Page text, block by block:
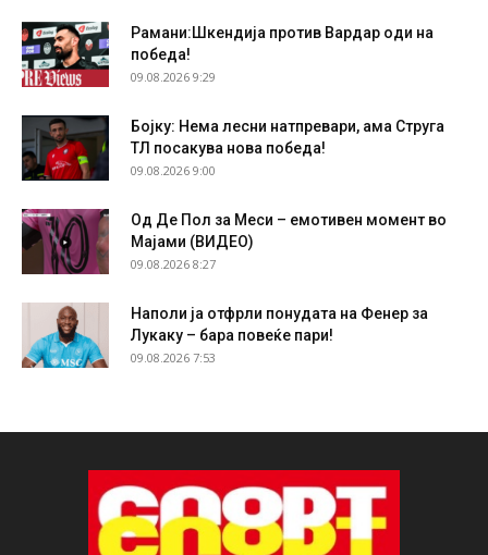
Рамани:Шкендија против Вардар оди на
победа!
09.08.2026 9:29
Бојку: Нема лесни натпревари, ама Струга
ТЛ посакува нова победа!
09.08.2026 9:00
Од Де Пол за Меси – емотивен момент во
Мајами (ВИДЕО)
09.08.2026 8:27
Наполи ја отфрли понудата на Фенер за
Лукаку – бара повеќе пари!
09.08.2026 7:53